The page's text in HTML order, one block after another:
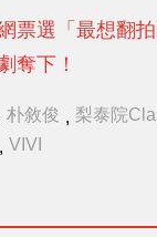
票選「最想翻
奪下！
朴敘俊 , 梨泰院
, VIVI